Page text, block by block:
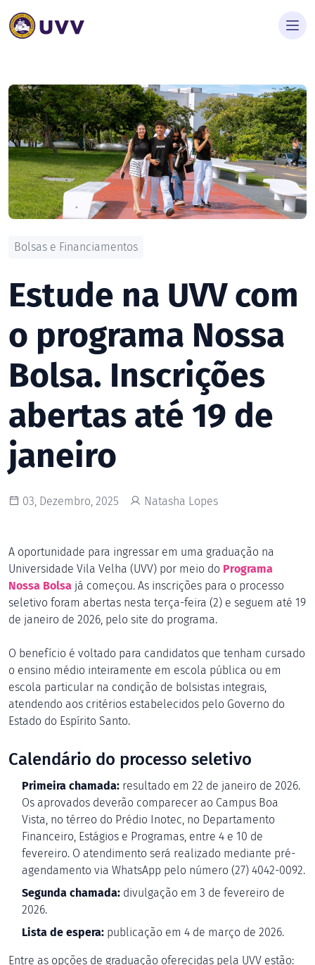
Bolsas e Financiamentos
Estude na UVV com
o programa Nossa
Bolsa. Inscrições
abertas até 19 de
janeiro
03, Dezembro, 2025 Natasha Lopes
A oportunidade para ingressar em uma graduação na
Universidade Vila Velha (UVV) por meio do Programa
Nossa Bolsa já começou. As inscrições para o processo
seletivo foram abertas nesta terça-feira (2) e seguem até 19
de janeiro de 2026, pelo site do programa.
O benefício é voltado para candidatos que tenham cursado
o ensino médio inteiramente em escola pública ou em
escola particular na condição de bolsistas integrais,
atendendo aos critérios estabelecidos pelo Governo do
Estado do Espírito Santo.
Calendário do processo seletivo
Primeira chamada: resultado em 22 de janeiro de 2026.
Os aprovados deverão comparecer ao Campus Boa
Vista, no térreo do Prédio Inotec, no Departamento
Financeiro, Estágios e Programas, entre 4 e 10 de
fevereiro. O atendimento será realizado mediante pré-
agendamento via WhatsApp pelo número (27) 4042-0092.
Segunda chamada: divulgação em 3 de fevereiro de
2026.
Lista de espera: publicação em 4 de março de 2026.
Entre as opções de graduação oferecidas pela UVV estão: